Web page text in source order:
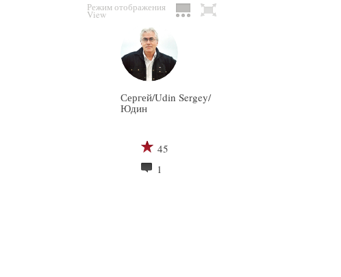
Режим отображения
View
Сергей/Udin Sergey/
Юдин
45
1